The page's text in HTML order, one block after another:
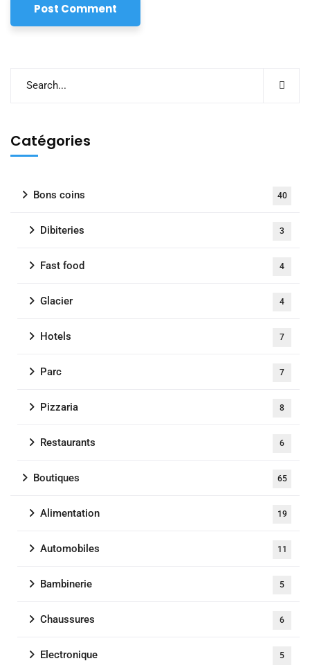
Catégories
Bons coins 40
Dibiteries 3
Fast food 4
Glacier 4
Hotels 7
Parc 7
Pizzaria 8
Restaurants 6
Boutiques 65
Alimentation 19
Automobiles 11
Bambinerie 5
Chaussures 6
Electronique 5